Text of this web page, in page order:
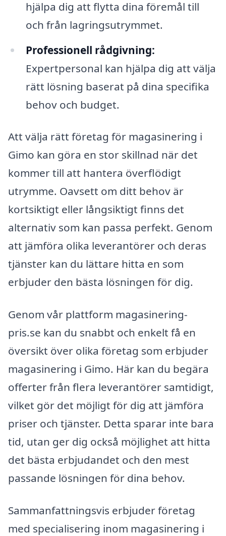
hjälpa dig att flytta dina föremål till
och från lagringsutrymmet.
Professionell rådgivning:
Expertpersonal kan hjälpa dig att välja
rätt lösning baserat på dina specifika
behov och budget.
Att välja rätt företag för magasinering i
Gimo kan göra en stor skillnad när det
kommer till att hantera överflödigt
utrymme. Oavsett om ditt behov är
kortsiktigt eller långsiktigt finns det
alternativ som kan passa perfekt. Genom
att jämföra olika leverantörer och deras
tjänster kan du lättare hitta en som
erbjuder den bästa lösningen för dig.
Genom vår plattform magasinering-
pris.se kan du snabbt och enkelt få en
översikt över olika företag som erbjuder
magasinering i Gimo. Här kan du begära
offerter från flera leverantörer samtidigt,
vilket gör det möjligt för dig att jämföra
priser och tjänster. Detta sparar inte bara
tid, utan ger dig också möjlighet att hitta
det bästa erbjudandet och den mest
passande lösningen för dina behov.
Sammanfattningsvis erbjuder företag
med specialisering inom magasinering i